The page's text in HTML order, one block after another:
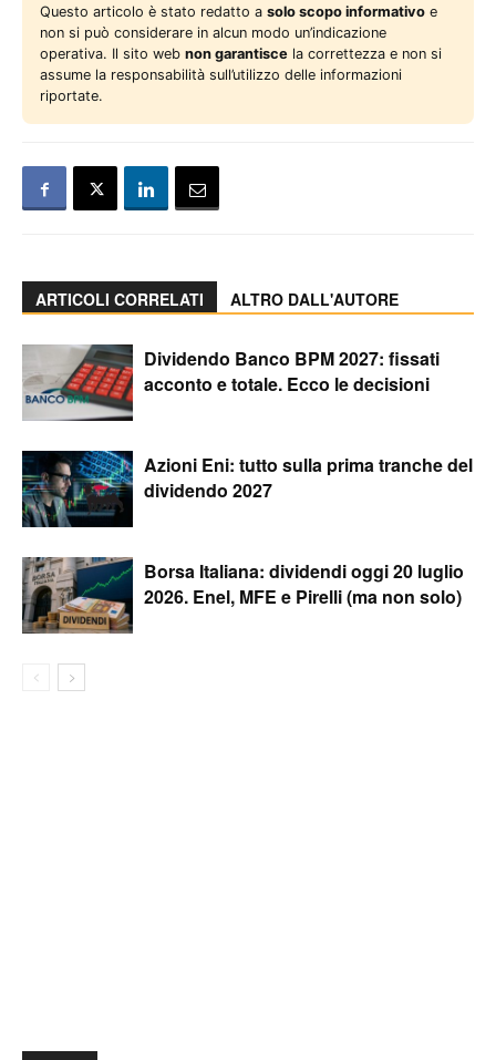
Questo articolo è stato redatto a solo scopo informativo e
non si può considerare in alcun modo un’indicazione
operativa. Il sito web non garantisce la correttezza e non si
assume la responsabilità sull’utilizzo delle informazioni
riportate.
ARTICOLI CORRELATI ALTRO DALL'AUTORE
Dividendo Banco BPM 2027: fissati
acconto e totale. Ecco le decisioni
Azioni Eni: tutto sulla prima tranche del
dividendo 2027
Borsa Italiana: dividendi oggi 20 luglio
2026. Enel, MFE e Pirelli (ma non solo)